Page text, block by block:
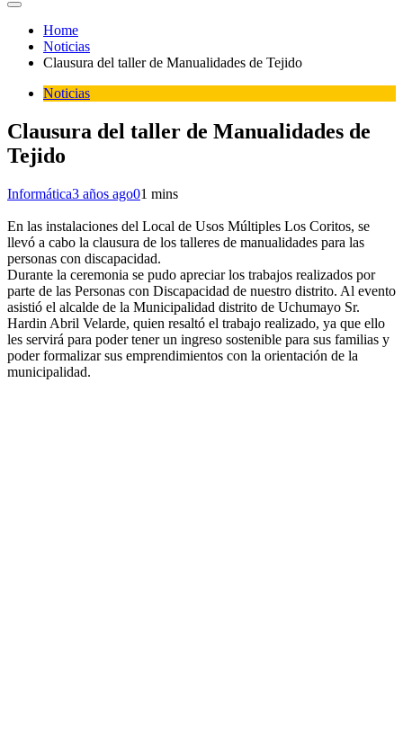
Home
Noticias
Clausura del taller de Manualidades de Tejido
Noticias
Clausura del taller de Manualidades de
Tejido
Informática3 años ago01 mins
En las instalaciones del Local de Usos Múltiples Los Coritos, se
llevó a cabo la clausura de los talleres de manualidades para las
personas con discapacidad.
Durante la ceremonia se pudo apreciar los trabajos realizados por
parte de las Personas con Discapacidad de nuestro distrito. Al evento
asistió el alcalde de la Municipalidad distrito de Uchumayo Sr.
Hardin Abril Velarde, quien resaltó el trabajo realizado, ya que ello
les servirá para poder tener un ingreso sostenible para sus familias y
poder formalizar sus emprendimientos con la orientación de la
municipalidad.